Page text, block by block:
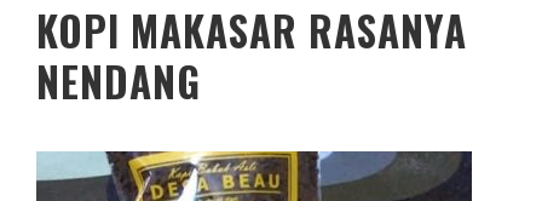
KOPI MAKASAR RASANYA
NENDANG